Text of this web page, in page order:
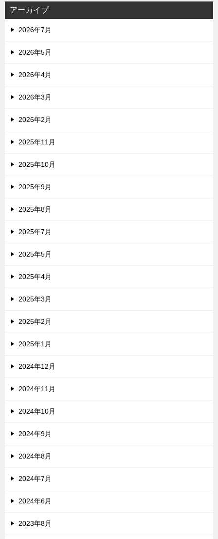
アーカイブ
2026年7月
2026年5月
2026年4月
2026年3月
2026年2月
2025年11月
2025年10月
2025年9月
2025年8月
2025年7月
2025年5月
2025年4月
2025年3月
2025年2月
2025年1月
2024年12月
2024年11月
2024年10月
2024年9月
2024年8月
2024年7月
2024年6月
2023年8月